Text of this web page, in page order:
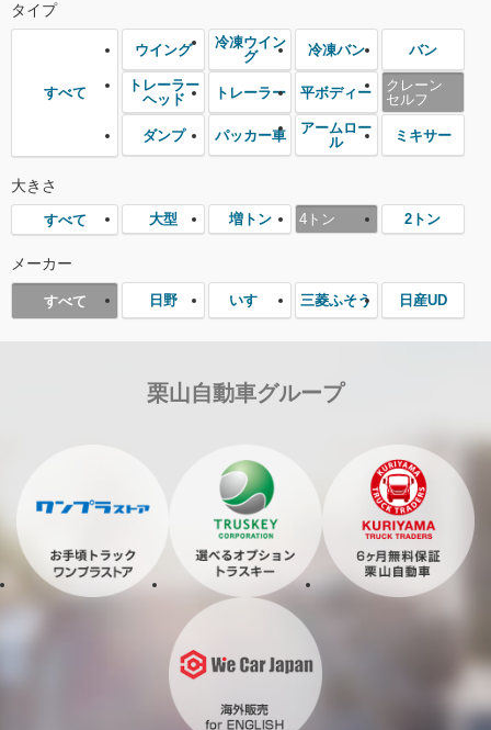
タイプ
すべて
ウイング
冷凍ウイン
グ
冷凍バン バン
トレーラー
ヘッド
トレーラー 平ボディー
クレーン
セルフ
ダンプ パッカー車
アームロー
ル
ミキサー
大きさ
すべて 大型 増トン 4トン 2トン
メーカー
すべて 日野 いすゞ 三菱ふそう 日産UD
栗山自動車グループ